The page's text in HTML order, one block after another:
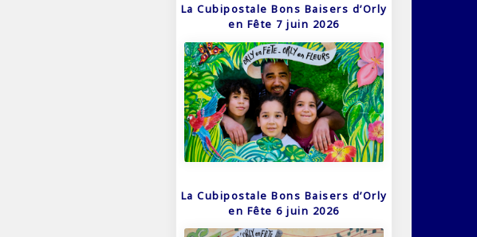
La Cubipostale Bons Baisers d’Orly
en Fête 7 juin 2026
La Cubipostale Bons Baisers d’Orly
en Fête 6 juin 2026